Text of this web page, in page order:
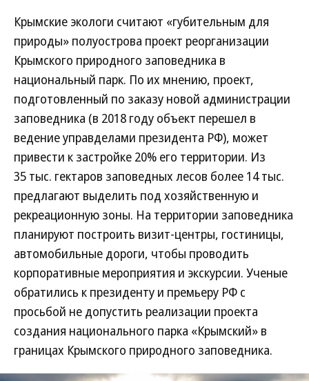
Крымские экологи считают «губительным для
природы» полуострова проект реорганизации
Крымского природного заповедника в
национальный парк. По их мнению, проект,
подготовленный по заказу новой администрации
заповедника (в 2018 году объект перешел в
ведение управделами президента РФ), может
привести к застройке 20% его территории. Из
35 тыс. гектаров заповедных лесов более 14 тыс.
предлагают выделить под хозяйственную и
рекреационную зоны. На территории заповедника
планируют построить визит-центры, гостиницы,
автомобильные дороги, чтобы проводить
корпоративные мероприятия и экскурсии. Ученые
обратились к президенту и премьеру РФ с
просьбой не допустить реализации проекта
создания национального парка «Крымский» в
границах Крымского природного заповедника.